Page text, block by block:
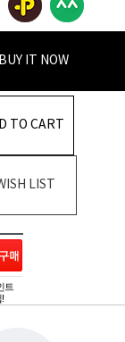
BUY IT NOW
TO CART
LIST
트